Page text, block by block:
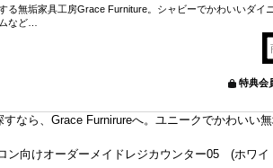
無垢家具工房Grace Furniture。シャビーでかわいいダイ
など…
特典会
なら、Grace Furnirureへ。ユニークでかわいい
ン向けオーダーメイドレジカウンター05 (ホワイ